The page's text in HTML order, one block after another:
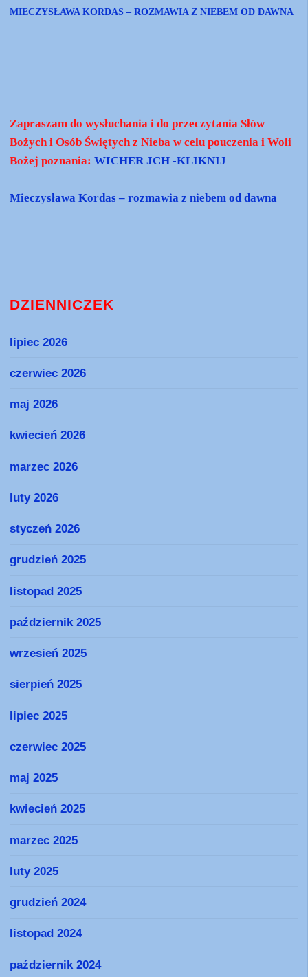
MIECZYSŁAWA KORDAS – ROZMAWIA Z NIEBEM OD DAWNA
Zapraszam do wysłuchania i do przeczytania Słów
Bożych i Osób Świętych z Nieba w celu pouczenia i Woli
Bożej poznania:WICHER JCH -KLIKNIJ
Mieczysława Kordas – rozmawia z niebem od dawna
DZIENNICZEK
lipiec 2026
czerwiec 2026
maj 2026
kwiecień 2026
marzec 2026
luty 2026
styczeń 2026
grudzień 2025
listopad 2025
październik 2025
wrzesień 2025
sierpień 2025
lipiec 2025
czerwiec 2025
maj 2025
kwiecień 2025
marzec 2025
luty 2025
grudzień 2024
listopad 2024
październik 2024